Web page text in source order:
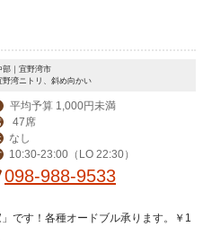
部｜宜野湾市
野湾ニトリ、斜め向かい
平均予算 1,000円未満
47席
なし
10:30-23:00（LO 22:30）
098-988-9533
です！各種オードブル承ります。￥1